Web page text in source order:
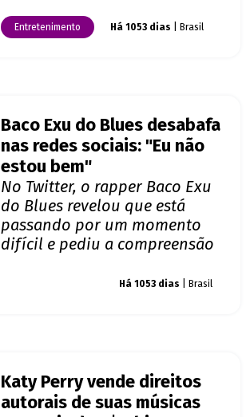
Entretenimento Há 1053 dias | Brasil
Baco Exu do Blues desabafa
nas redes sociais: "Eu não
estou bem"
No Twitter, o rapper Baco Exu
do Blues revelou que está
passando por um momento
difícil e pediu a compreensão
Há 1053 dias | Brasil
Katy Perry vende direitos
autorais de suas músicas